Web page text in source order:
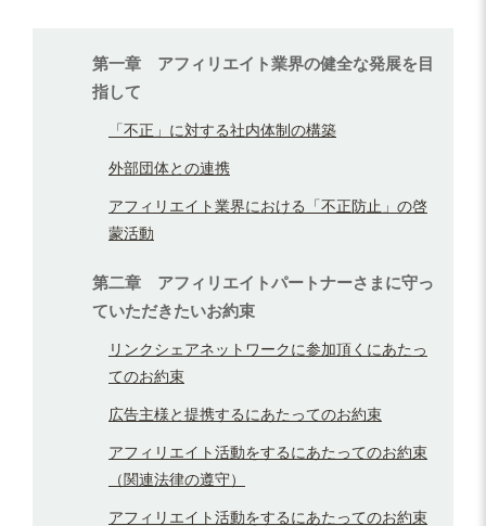
第一章 アフィリエイト業界の健全な発展を目
指して
「不正」に対する社内体制の構築
外部団体との連携
アフィリエイト業界における「不正防止」の啓
蒙活動
第二章 アフィリエイトパートナーさまに守っ
ていただきたいお約束
リンクシェアネットワークに参加頂くにあたっ
てのお約束
広告主様と提携するにあたってのお約束
アフィリエイト活動をするにあたってのお約束
（関連法律の遵守）
アフィリエイト活動をするにあたってのお約束